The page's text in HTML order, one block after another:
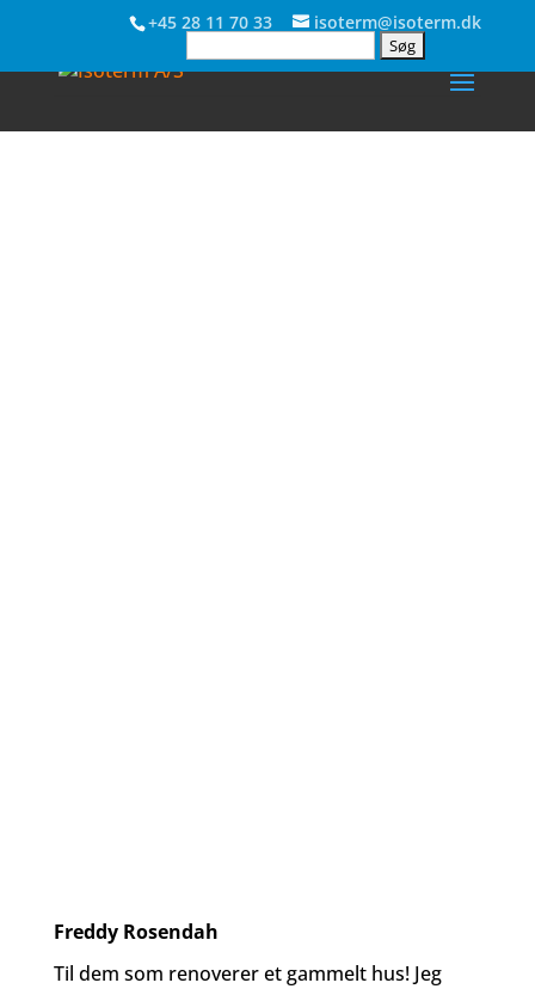
+45 28 11 70 33 isoterm@isoterm.dk
Søg
efter:
Freddy Rosendah
Til dem som renoverer et gammelt hus! Jeg